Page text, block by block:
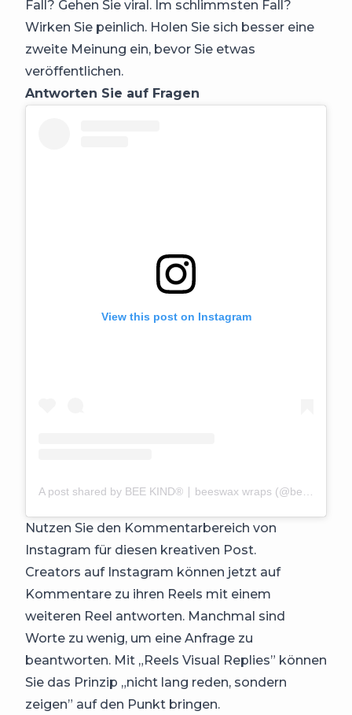
Fall? Gehen Sie viral. Im schlimmsten Fall?
Wirken Sie peinlich. Holen Sie sich besser eine
zweite Meinung ein, bevor Sie etwas
veröffentlichen.
Antworten Sie auf Fragen
View this post on Instagram
Nutzen Sie den Kommentarbereich von
Instagram für diesen kreativen Post.
Creators auf Instagram können jetzt auf
Kommentare zu ihren Reels mit einem
weiteren Reel antworten. Manchmal sind
Worte zu wenig, um eine Anfrage zu
beantworten. Mit „Reels Visual Replies” können
Sie das Prinzip „nicht lang reden, sondern
zeigen” auf den Punkt bringen.